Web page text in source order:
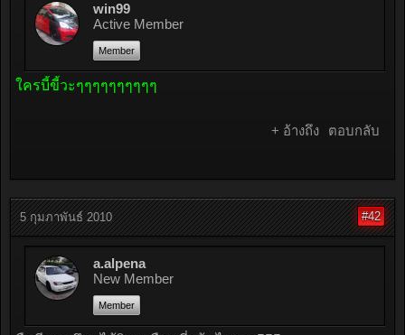
win99
Active Member
Member
ใครบี้ขี้วะๆๆๆๆๆๆๆๆๆๆ
+ อ้างถึง ตอบกลับ
5 กุมภาพันธ์ 2010 #42
a.alpena
New Member
Member